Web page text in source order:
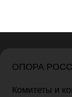
ОПОРА
Комитеты и